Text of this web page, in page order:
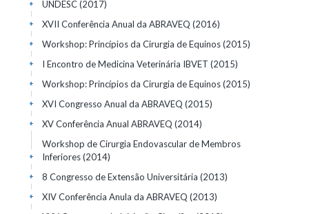
UNDESC(2017)
+
XVII Conferência Anual da ABRAVEQ (2016)
+
Workshop: Princípios da Cirurgia de Equinos(2015)
+
I Encontro de Medicina Veterinária IBVET (2015)
+
Workshop: Princípios da Cirurgia de Equinos(2015)
+
XVI Congresso Anual da ABRAVEQ (2015)
+
XV Conferência Anual ABRAVEQ (2014)
+
Workshop de Cirurgia Endovascular de Membros
Inferiores(2014)
+
8 Congresso de Extensão Universitária (2013)
+
XIV Conferência Anula da ABRAVEQ (2013)
+